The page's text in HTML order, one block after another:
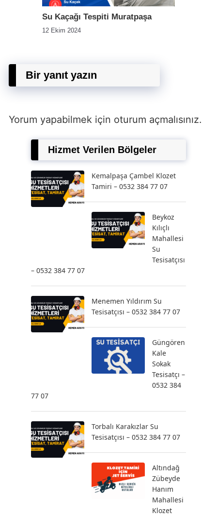
Su Kaçağı Tespiti Muratpaşa
12 Ekim 2024
Bir yanıt yazın
Yorum yapabilmek için oturum açmalısınız.
Hizmet Verilen Bölgeler
Kemalpaşa Çambel Klozet
Tamiri – 0532 384 77 07
Beykoz
Kılıçlı
Mahallesi
Su
Tesisatçısı
– 0532 384 77 07
Menemen Yıldırım Su
Tesisatçısı – 0532 384 77 07
Güngören
Kale
Sokak
Tesisatçı –
0532 384
77 07
Torbalı Karakızlar Su
Tesisatçısı – 0532 384 77 07
Altındağ
Zübeyde
Hanım
Mahallesi
Klozet